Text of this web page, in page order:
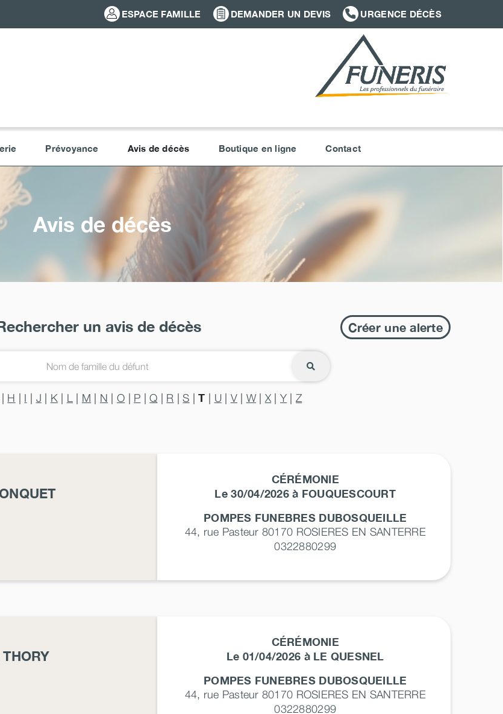
ESPACE FAMILLE DEMANDER UN DEVIS URGENCE DÉCÈS
Prévoyance Avis de décès Boutique en ligne Contact
Avis de décès
un avis de décès Créer une alerte
H I J K| L M N O P |Q R |S |T U| V| W| X| Y |Z
CÉRÉMONIE
Le 30/04/2026 à FOUQUESCOURT
POMPES FUNEBRES DUBOSQUEILLE
44, rue Pasteur 80170 ROSIERES EN SANTERRE
0322880299
THORY
CÉRÉMONIE
Le 01/04/2026 à LE QUESNEL
POMPES FUNEBRES DUBOSQUEILLE
44, rue Pasteur 80170 ROSIERES EN SANTERRE
0322880299